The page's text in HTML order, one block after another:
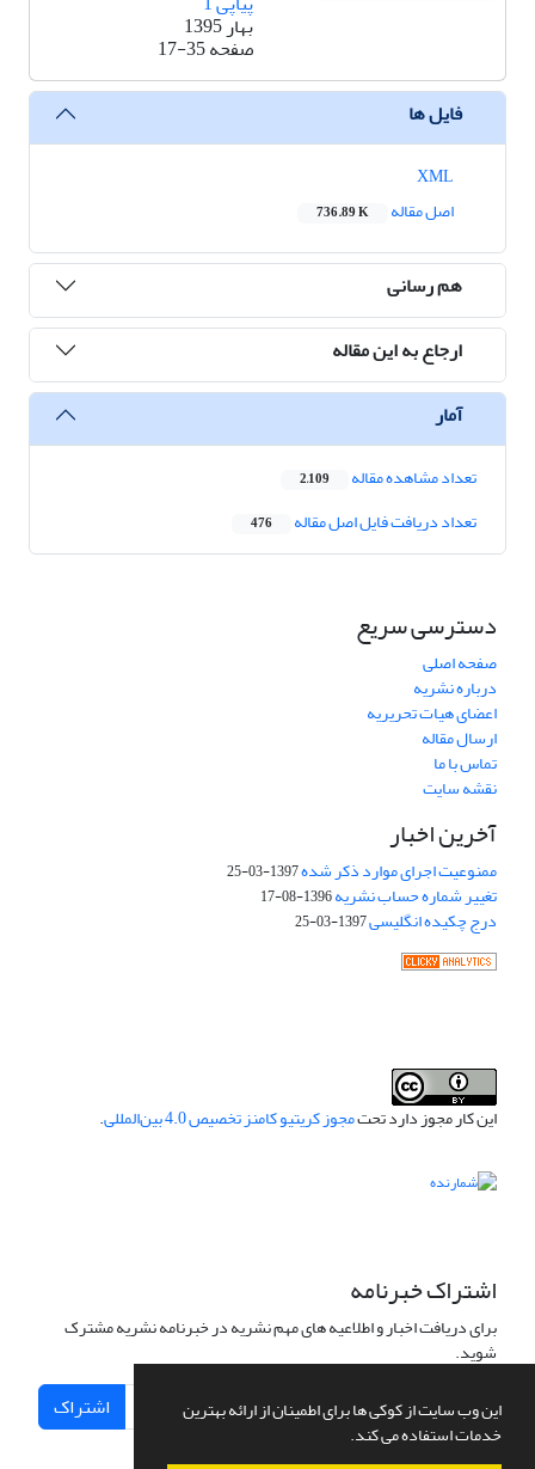
این وب سایت از کوکی ها برای اطمینان از ارائه بهترین
خدمات استفاده می کند.
بهار 1395
صفحه17-35
فایل ها
اصل مقاله
736.89 K
هم رسانی
ارجاع به این مقاله
آمار
تعداد مشاهده مقاله 2,109
تعداد دریافت فایل اصل مقاله 476
دسترسی سریع
صفحه اصلی
درباره نشریه
اعضای هیات تحریریه
ارسال مقاله
تماس با ما
نقشه سایت
آخرین اخبار
ممنوعیت اجرای موارد ذکر شده1397-03-25
تغییر شماره حساب نشریه1396-08-17
درج چکیده انگلیسی1397-03-25
این کار مجوز دارد تحتمجوز کریتیو کامنز تخصیص 4.0 بین‌المللی .
اشتراک خبرنامه
برای دریافت اخبار و اطلاعیه های مهم نشریه در خبرنامه نشریه مشترک
شوید.
اشتراک